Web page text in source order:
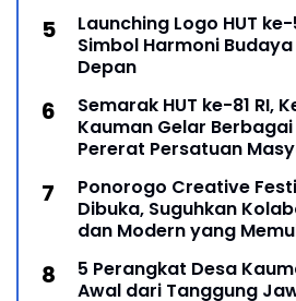
Launching Logo HUT
Simbol Harmoni
Depan
Semarak HUT ke-81 RI,
Kauman Gelar
Pererat Persatuan
Ponorogo Creative
Dibuka, Suguhkan
dan Modern yang
5 Perangkat Desa
Awal dari Tanggung